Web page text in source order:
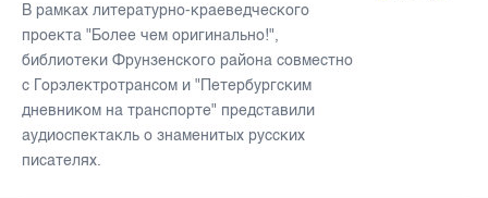
В рамках литературно-краеведческого
проекта "Более чем оригинально!",
библиотеки Фрунзенского района совместно
с Горэлектротрансом и "Петербургским
дневником на транспорте" представили
аудиоспектакль о знаменитых русских
писателях.